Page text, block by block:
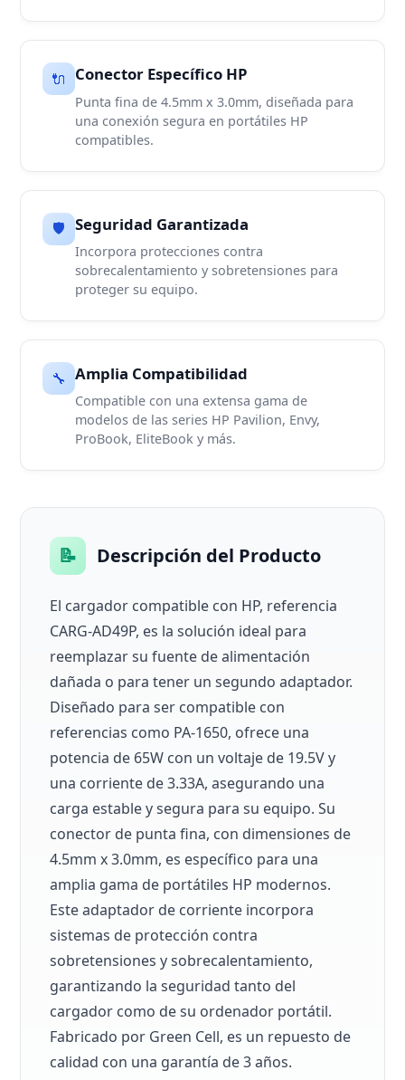
🔌 Conector Específico HP
Punta fina de 4.5mm x 3.0mm, diseñada para
una conexión segura en portátiles HP
compatibles.
🛡️ Seguridad Garantizada
Incorpora protecciones contra
sobrecalentamiento y sobretensiones para
proteger su equipo.
🔧 Amplia Compatibilidad
Compatible con una extensa gama de
modelos de las series HP Pavilion, Envy,
ProBook, EliteBook y más.
📝 Descripción del Producto
El cargador compatible con HP, referencia
CARG-AD49P, es la solución ideal para
reemplazar su fuente de alimentación
dañada o para tener un segundo adaptador.
Diseñado para ser compatible con
referencias como PA-1650, ofrece una
potencia de 65W con un voltaje de 19.5V y
una corriente de 3.33A, asegurando una
carga estable y segura para su equipo. Su
conector de punta fina, con dimensiones de
4.5mm x 3.0mm, es específico para una
amplia gama de portátiles HP modernos.
Este adaptador de corriente incorpora
sistemas de protección contra
sobretensiones y sobrecalentamiento,
garantizando la seguridad tanto del
cargador como de su ordenador portátil.
Fabricado por Green Cell, es un repuesto de
calidad con una garantía de 3 años.